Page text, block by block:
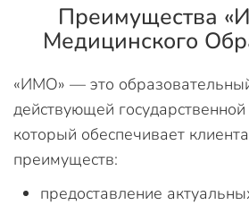
Преимущества
Медицинского
«ИМО» — это
действующей
который обеспечивает
преимуществ:
предоставление